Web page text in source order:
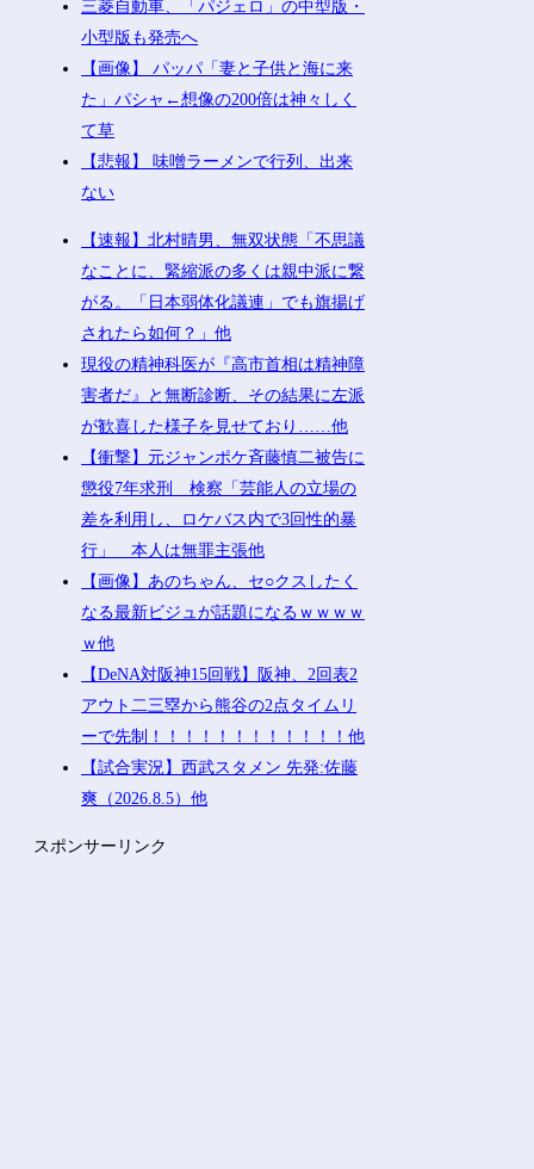
三菱自動車、「パジェロ」の中型版・
小型版も発売へ
【画像】 パッパ「妻と子供と海に来
た」パシャ←想像の200倍は神々しく
て草
【悲報】 味噌ラーメンで行列、出来
ない
【速報】北村晴男、無双状態「不思議
なことに、緊縮派の多くは親中派に繋
がる。「日本弱体化議連」でも旗揚げ
されたら如何？」他
現役の精神科医が『高市首相は精神障
害者だ』と無断診断、その結果に左派
が歓喜した様子を見せており……他
【衝撃】元ジャンポケ斉藤慎二被告に
懲役7年求刑 検察「芸能人の立場の
差を利用し、ロケバス内で3回性的暴
行」 本人は無罪主張他
【画像】あのちゃん、セ○クスしたく
なる最新ビジュが話題になるｗｗｗｗ
ｗ他
【DeNA対阪神15回戦】阪神、2回表2
アウト二三塁から熊谷の2点タイムリ
ーで先制！！！！！！！！！！！！他
【試合実況】西武スタメン 先発:佐藤
爽（2026.8.5）他
スポンサーリンク